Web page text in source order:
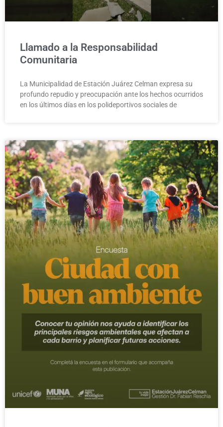
Llamado a la Responsabilidad
Comunitaria
La Municipalidad de Estación Juárez Celman expresa su
profundo repudio y preocupación ante los hechos ocurridos
en los últimos días en los polideportivos sociales de